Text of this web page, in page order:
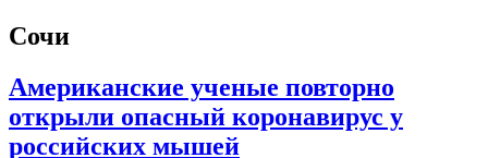
Сочи
Американские ученые повторно
открыли опасный коронавирус у
российских мышей